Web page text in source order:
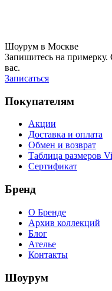
Шоурум в Москве
Запишитесь на примерку.
вас.
Записаться
Покупателям
Акции
Доставка и оплата
Обмен и возврат
Таблица размеров
Сертификат
Бренд
О Бренде
Архив коллекций
Блог
Ателье
Контакты
Шоурум